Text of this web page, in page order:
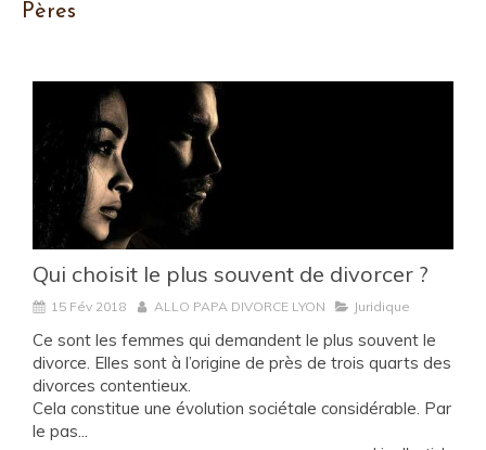
Pères
Qui choisit le plus souvent de divorcer ?
15 Fév 2018 ALLO PAPA DIVORCE LYON Juridique
Ce sont les femmes qui demandent le plus souvent le
divorce. Elles sont à l’origine de près de trois quarts des
divorces contentieux.
Cela constitue une évolution sociétale considérable. Par
le pas...